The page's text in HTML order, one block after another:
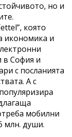
но и
която
икономика и
в София и
с посланията
А с
мобилни
млн. души.